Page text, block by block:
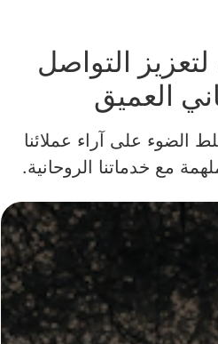
التواصل
العميق
الضوء على آراء عملائنا
مع خدماتنا الروحانية.